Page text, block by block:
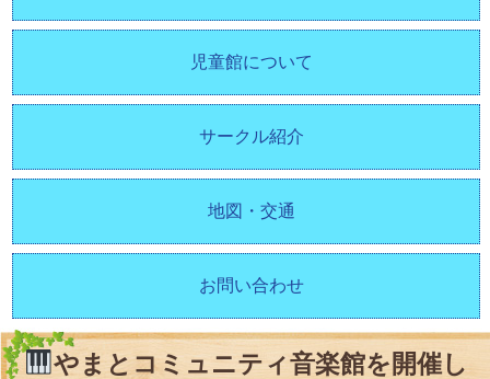
児童館について
サークル紹介
地図・交通
お問い合わせ
やまとコミュニティ音楽館を開催し